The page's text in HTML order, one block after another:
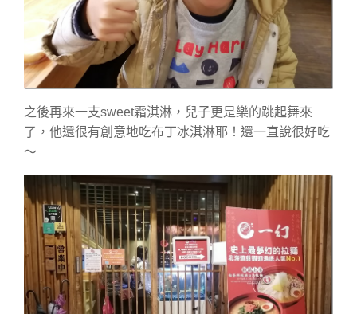
之後再來一支sweet霜淇淋，兒子更是樂的跳起舞來
了，他還很有創意地吃布丁冰淇淋耶！還一直說很好吃
～